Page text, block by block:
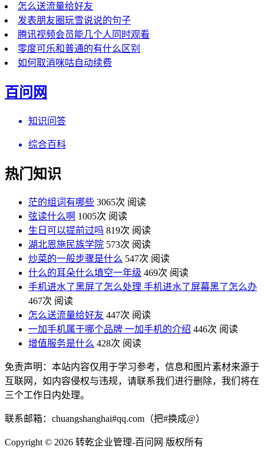
怎么送流量给好友
发表朋友圈玩雪说说的句子
腾讯视频会员能几个人同时观看
零度可乐和普通的有什么区别
如何取消咪咕自动续费
百问网
知识问答
综合百科
热门知识
茫的组词有哪些 3065次 阅读
弦读什么啊 1005次 阅读
生日可以提前过吗 819次 阅读
湖北恩施民族学院 573次 阅读
炒菜的一般步骤是什么 547次 阅读
什么的耳朵什么填空一年级 469次 阅读
手机进水了黑屏了怎么处理 手机进水了屏幕黑了怎么办
467次 阅读
怎么送流量给好友 447次 阅读
一加手机属于哪个品牌 一加手机的介绍 446次 阅读
增值服务是什么 428次 阅读
免责声明：本站内容仅用于学习参考，信息和图片素材来源于
互联网，如内容侵权与违规，请联系我们进行删除，我们将在
三个工作日内处理。
联系邮箱：chuangshanghai#qq.com（把#换成@）
Copyright © 2026 转乾企业管理-百问网 版权所有